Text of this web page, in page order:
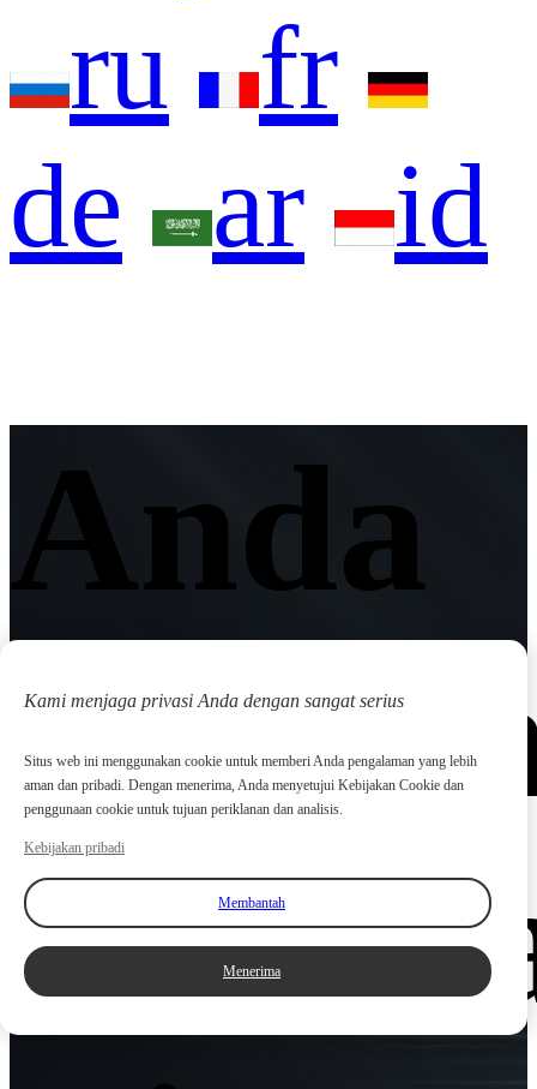
ru
fr
de
ar id
Anda
Kami menjaga privasi Anda dengan sangat serius
Situs web ini menggunakan cookie untuk memberi Anda pengalaman yang lebih
aman dan pribadi. Dengan menerima, Anda menyetujui Kebijakan Cookie dan
penggunaan cookie untuk tujuan periklanan dan analisis.
Kebijakan pribadi
Membantah
Menerima